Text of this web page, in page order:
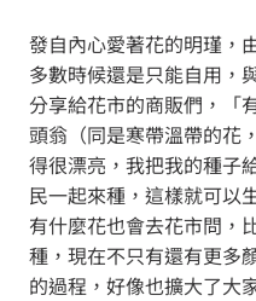
發自內心愛著花的明瑾，
多數時候還是只能自用，
分享給花市的商販們，「
頭翁（同是寒帶溫帶的花
得很漂亮，我把我的種子
民一起來種，這樣就可以
有什麼花也會去花市問，
種，現在不只有還有更多
的過程，好像也擴大了大